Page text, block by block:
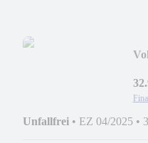
Unfallfrei • EZ 04/2025 •